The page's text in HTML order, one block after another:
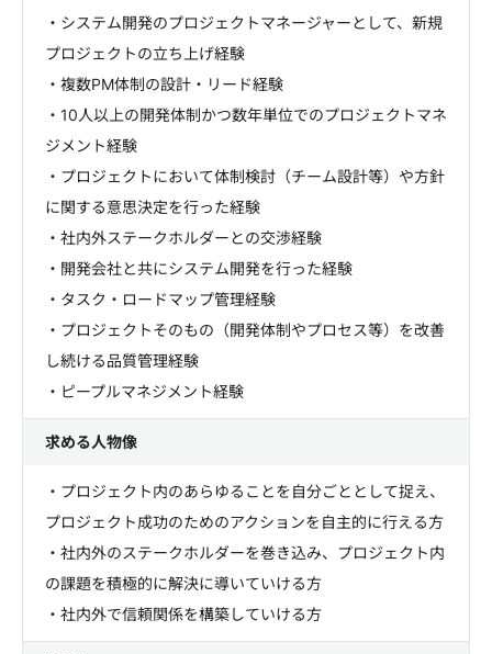
・システム開発のプロジェクトマネージャーとして、新規
プロジェクトの立ち上げ経験
・複数PM体制の設計・リード経験
・10人以上の開発体制かつ数年単位でのプロジェクトマネ
ジメント経験
・プロジェクトにおいて体制検討（チーム設計等）や方針
に関する意思決定を行った経験
・社内外ステークホルダーとの交渉経験
・開発会社と共にシステム開発を行った経験
・タスク・ロードマップ管理経験
・プロジェクトそのもの（開発体制やプロセス等）を改善
し続ける品質管理経験
・ピープルマネジメント経験
求める人物像
・プロジェクト内のあらゆることを自分ごととして捉え、
プロジェクト成功のためのアクションを自主的に行える方
・社内外のステークホルダーを巻き込み、プロジェクト内
の課題を積極的に解決に導いていける方
・社内外で信頼関係を構築していける方